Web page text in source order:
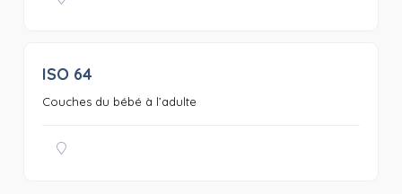
ISO 64
Couches du bébé à l’adulte